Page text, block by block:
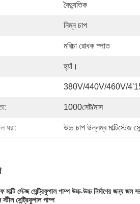
বৈদ্যুতিক
নিম্ন চাপ
মরিচা রোধক স্পাত
হ্যাঁ।
380V/440V/460V/
1000সেট/মাস
ধরা: উচ্চ চাপ উল্লম্ব মাল্টিস্টেজ
স্টেজ সেন্ট্রিফুগাল পাম্প উচ্চ-উচ্চ নির্মাণের জন্য জল
সেন্ট্রিফুগাল পাম্প